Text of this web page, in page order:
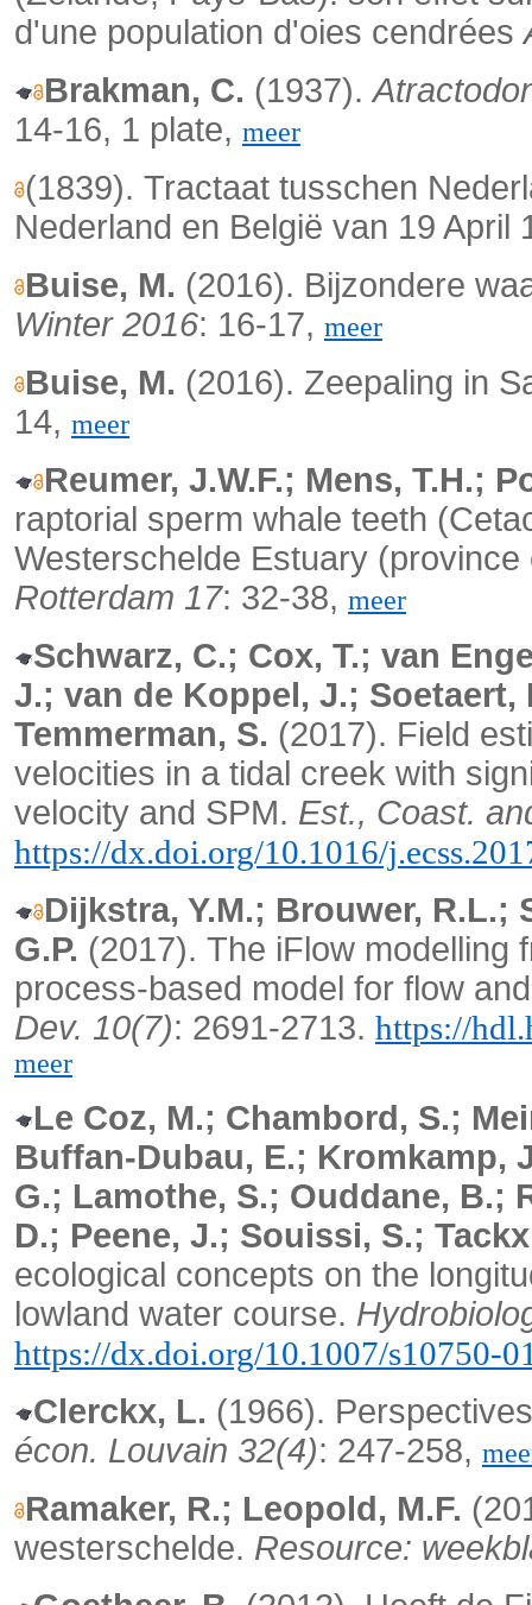
d'une population d'oies cendrées
Brakman, C. (1937).
14-16, 1 plate, meer
(1839). Tractaat tusschen
Nederland en België van 19 April
Buise, M. (2016). Bijzondere
Winter 2016: 16-17, meer
Buise, M. (2016). Zeepaling in
14, meer
Reumer, J.W.F.; Mens, T.H.;
raptorial sperm whale teeth
Westerschelde Estuary
Rotterdam 17: 32-38, meer
Schwarz, C.; Cox, T.; van
J.; van de Koppel, J.; Soetaert,
Temmerman, S. (2017). Field
velocities in a tidal creek with
velocity and SPM. Est., Coast.
https://dx.doi.org/10.1016/
Dijkstra, Y.M.; Brouwer,
G.P. (2017). The iFlow modelling
process-based model for flow
Dev. 10(7): 2691-2713. https://
meer
Le Coz, M.; Chambord, S.;
Buffan-Dubau, E.; Kromkamp,
G.; Lamothe, S.; Ouddane, B.;
D.; Peene, J.; Souissi, S.;
ecological concepts on the
lowland water course.
https://dx.doi.org/10.1007/s10750-
Clerckx, L. (1966).
écon. Louvain 32(4): 247-258,
Ramaker, R.; Leopold, M.F.
westerschelde. Resource: